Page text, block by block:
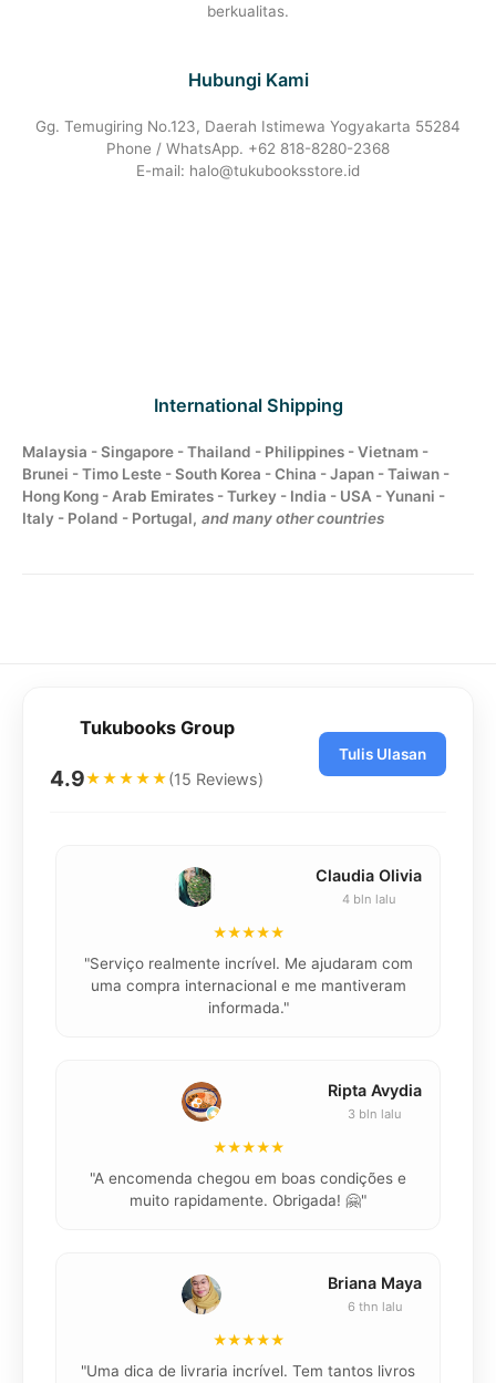
berkualitas.
Hubungi Kami
Gg. Temugiring No.123, Daerah Istimewa Yogyakarta 55284
Phone / WhatsApp. +62 818-8280-2368
E-mail: halo@tukubooksstore.id
International Shipping
Malaysia - Singapore - Thailand - Philippines - Vietnam -
Brunei - Timo Leste - South Korea - China - Japan - Taiwan -
Hong Kong - Arab Emirates - Turkey - India - USA - Yunani -
Italy - Poland - Portugal, and many other countries
Tukubooks Group
4.9★★★★★(15 Reviews)
Tulis Ulasan
Claudia Olivia
4 bln lalu
★★★★★
"Serviço realmente incrível. Me ajudaram com
uma compra internacional e me mantiveram
informada."
Ripta Avydia
3 bln lalu
★★★★★
"A encomenda chegou em boas condições e
muito rapidamente. Obrigada! 🤗"
Briana Maya
6 thn lalu
★★★★★
"Uma dica de livraria incrível. Tem tantos livros